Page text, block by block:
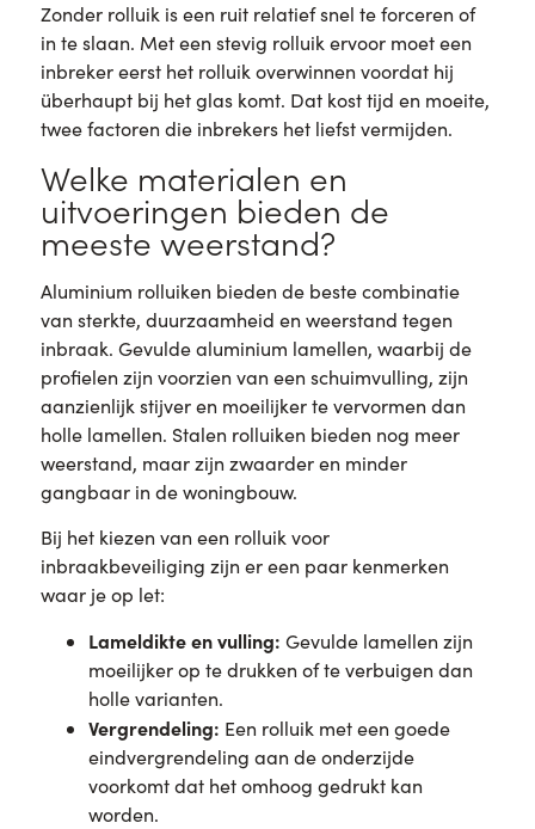
Zonder rolluik is een ruit relatief snel te forceren of
in te slaan. Met een stevig rolluik ervoor moet een
inbreker eerst het rolluik overwinnen voordat hij
überhaupt bij het glas komt. Dat kost tijd en moeite,
twee factoren die inbrekers het liefst vermijden.
Welke materialen en
uitvoeringen bieden de
meeste weerstand?
Aluminium rolluiken bieden de beste combinatie
van sterkte, duurzaamheid en weerstand tegen
inbraak. Gevulde aluminium lamellen, waarbij de
profielen zijn voorzien van een schuimvulling, zijn
aanzienlijk stijver en moeilijker te vervormen dan
holle lamellen. Stalen rolluiken bieden nog meer
weerstand, maar zijn zwaarder en minder
gangbaar in de woningbouw.
Bij het kiezen van een rolluik voor
inbraakbeveiliging zijn er een paar kenmerken
waar je op let:
Lameldikte en vulling: Gevulde lamellen zijn
moeilijker op te drukken of te verbuigen dan
holle varianten.
Vergrendeling: Een rolluik met een goede
eindvergrendeling aan de onderzijde
voorkomt dat het omhoog gedrukt kan
worden.